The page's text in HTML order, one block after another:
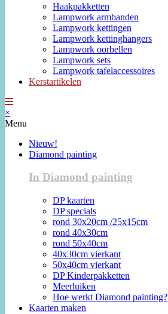
Haakpakketten
Lampwork armbanden
Lampwork kettingen
Lampwork kettinghangers
Lampwork oorbellen
Lampwork sets
Lampwork tafelaccessoires
Kerstartikelen
×
Menu
Nieuw!
Diamond painting
In Diamond painting
DP kaarten
DP specials
rond 30x20cm /25x15cm
rond 40x30cm
rond 50x40cm
40x30cm vierkant
50x40cm vierkant
DP Kinderpakketten
Meerluiken
Hoe werkt Diamond painting?
Kaarten maken